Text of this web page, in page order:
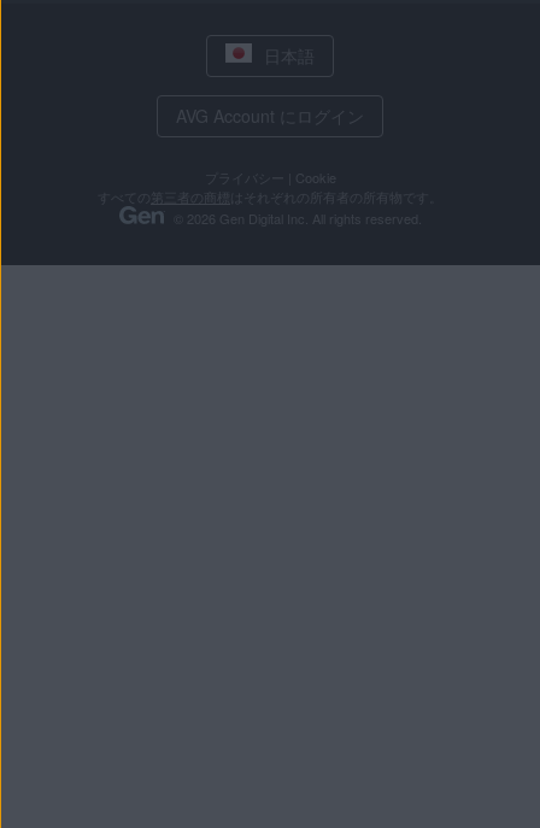
日本語
AVG Account にログイン
プライバシー
Cookie
第三者の商標
はそれぞれの所有者の所有物です。
© 2026 Gen Digital Inc. All rights reserved.